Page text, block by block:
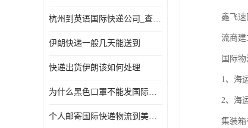
杭州到英语国际快递公司_查国际快递
伊朗快递一般几天能送到
快递出货伊朗该如何处理
为什么黑色口罩不能发国际快递 国际寄口罩快递需要填写信息
个人邮寄国际快递物流到美加墨西哥英国比利时荷兰波兰意大利
鑫飞
流商
国际
1、海
2、海
集装箱